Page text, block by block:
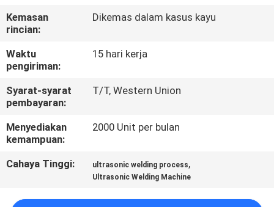
HUBUNGI
KAMI
BERITA
KASUS
PENAWARAN
HARGA
Kemasan
rincian:
Dikemas dalam kasus kayu
Waktu
pengiriman:
15 hari kerja
Syarat-syarat
pembayaran:
T/T, Western Union
Menyediakan
kemampuan:
2000 Unit per bulan
Cahaya Tinggi: ultrasonic welding process,
Ultrasonic Welding Machine